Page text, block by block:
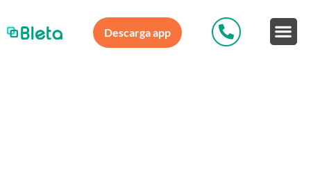
Descarga app